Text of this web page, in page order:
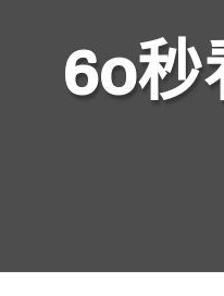
60秒